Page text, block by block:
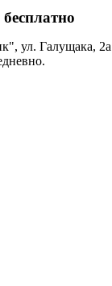
ул. Галущака, 2а